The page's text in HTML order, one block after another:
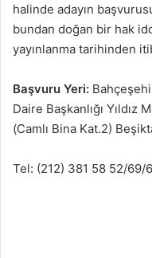
halinde adayın
bundan doğan bir hak
yayınlanma tarihinden
Başvuru Yeri:
Daire Başkanlığı Yıldız
(Camlı Bina Kat.2)
Tel: (212) 381 58 52/69/